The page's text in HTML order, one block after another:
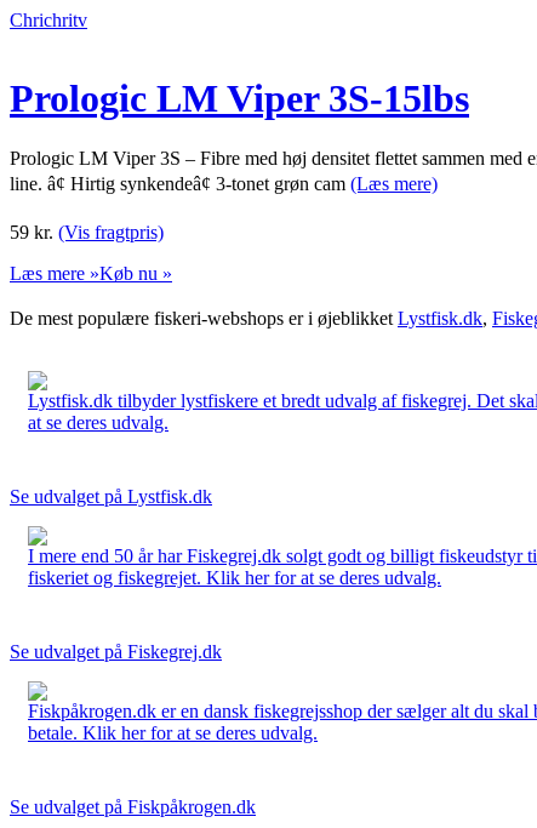
Chrichritv
Prologic LM Viper 3S-15lbs
Prologic LM Viper 3S – Fibre med høj densitet flettet sammen
line. â¢ Hirtig synkendeâ¢ 3-tonet grøn cam (Læs mere)
59 kr. (Vis fragtpris)
Læs mere »Køb nu »
De mest populære fiskeri-webshops er i øjeblikket Lystfisk.dk,
Lystfisk.dk tilbyder lystfiskere et bredt udvalg af fiskegrej. Det
at se deres udvalg.
Se udvalget på Lystfisk.dk
I mere end 50 år har Fiskegrej.dk solgt godt og billigt
fiskeriet og fiskegrejet. Klik her for at se deres udvalg.
Se udvalget på Fiskegrej.dk
Fiskpåkrogen.dk er en dansk fiskegrejsshop der sælger alt du
betale. Klik her for at se deres udvalg.
Se udvalget på Fiskpåkrogen.dk